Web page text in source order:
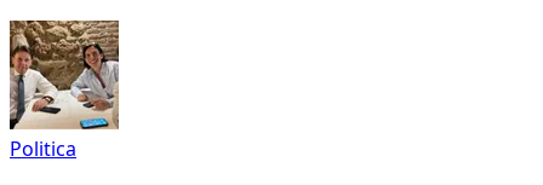
Politica